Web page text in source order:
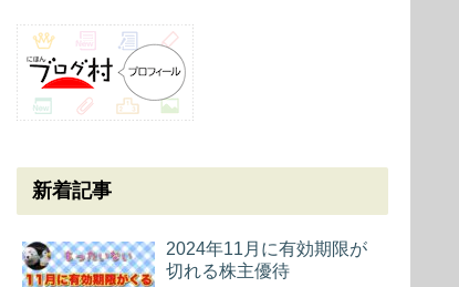
新着記事
2024年11月に有効期限が
切れる株主優待